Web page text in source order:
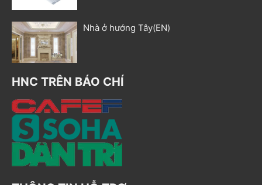
Nhà ở hướng Tây(EN)
HNC TRÊN BÁO CHÍ